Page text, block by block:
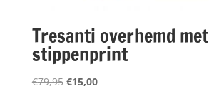
Tresanti overhemd met
stippenprint
€79,95 Oorspronkelijke
€15,00Huidige